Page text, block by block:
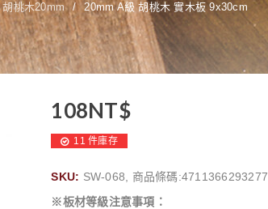
胡桃木20mm / 20mm A級 胡桃木 實木板 9x30cm
108NT$
11 件庫存
SKU: SW-068, 商品條碼:4711366293277
※板材等級注意事項：